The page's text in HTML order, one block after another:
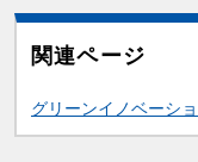
関連ページ
関連情報
グリーンイノベーシ